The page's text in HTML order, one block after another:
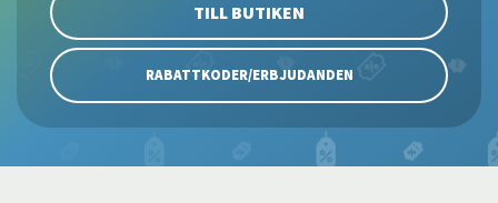
TILL BUTIKEN
RABATTKODER/ERBJUDANDEN